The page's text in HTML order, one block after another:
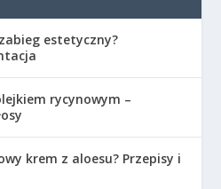
estetyczny?
rycynowym –
krem z aloesu? Przepisy i